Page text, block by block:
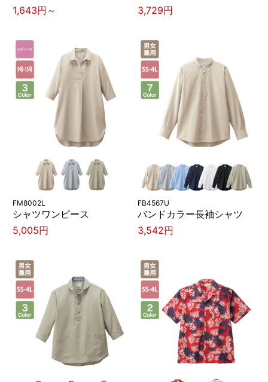
1,643円～ 3,729円
FM8002L
シャツワンピース
5,005円
FB4567U
バンドカラー長袖シャツ
3,542円